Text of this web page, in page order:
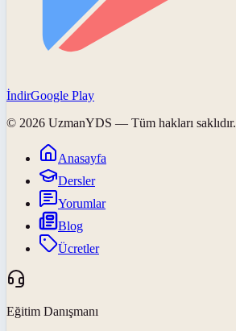
İndirGoogle Play
© 2026 UzmanYDS — Tüm hakları saklıdır.
Anasayfa
Dersler
Yorumlar
Blog
Ücretler
Eğitim Danışmanı